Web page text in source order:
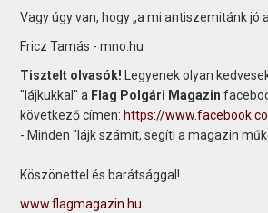
Vagy úgy van, hogy „a mi antiszemitánk jó
Fricz Tamás - mno.hu
Tisztelt olvasók! Legyenek olyan
"lájkukkal" a Flag Polgári Magazin
következő címen: https://
- Minden "lájk számít, segíti a magazin
Köszönettel és barátsággal!
www.flagmagazin.hu